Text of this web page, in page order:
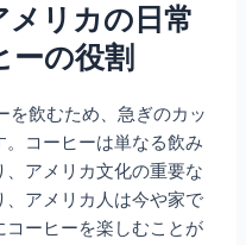
メリカの日常
ーの役割
を飲むため、急ぎのカッ
コーヒーは単なる飲み
アメリカ文化の重要な
アメリカ人は今や家で
ーヒーを楽しむことが